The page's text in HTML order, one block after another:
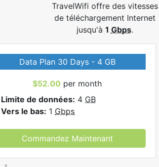
TravelWifi offre des vitesses
de téléchargement Internet
jusqu'à 1 Gbps.
Data Plan 30 Days - 4 GB
$52.00 per month
Limite de données: 4 GB
Vers le bas: 1 Gbps
Commandez Maintenant